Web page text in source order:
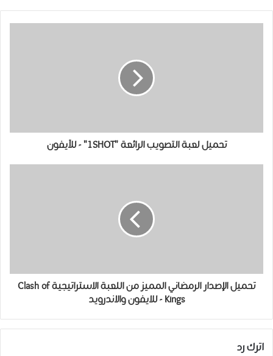
تحميل ﻟﻌﺒﺔ التصويب الرائعة "1SHOT" - للآيفون
تحميل الإﺻﺪﺍﺭ الرمضاني المميز من اللعبة ﺍﻻﺳﺘﺮﺍﺗﻴﺠﻴﺔ Clash of
Kings - للايفون والاندرويد
اترك رد